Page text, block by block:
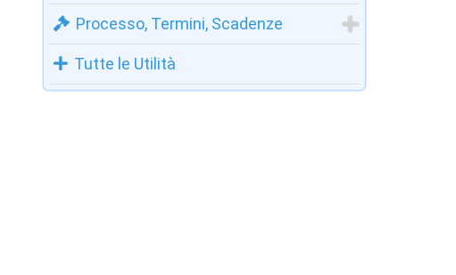
Processo, Termini, Scadenze
Tutte le Utilità